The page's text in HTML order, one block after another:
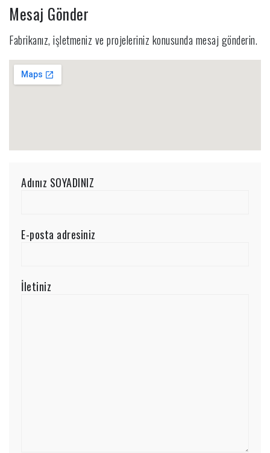
Mesaj Gönder
Fabrikanız, işletmeniz ve projeleriniz konusunda mesaj gönderin.
Adınız SOYADINIZ
E-posta adresiniz
İletiniz